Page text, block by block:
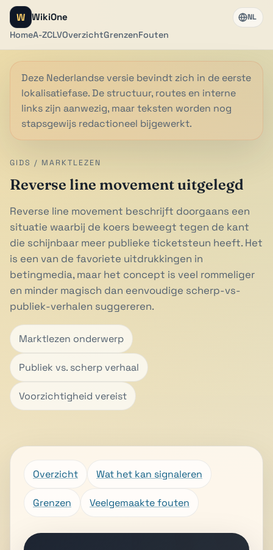
W WikiOne
HomeA-ZCLVOverzichtGrenzenFouten
NL
Deze Nederlandse versie bevindt zich in de eerste
lokalisatiefase. De structuur, routes en interne
links zijn aanwezig, maar teksten worden nog
stapsgewijs redactioneel bijgewerkt.
GIDS / MARKTLEZEN
Reverse line movement uitgelegd
Reverse line movement beschrijft doorgaans een
situatie waarbij de koers beweegt tegen de kant
die schijnbaar meer publieke ticketsteun heeft. Het
is een van de favoriete uitdrukkingen in
betingmedia, maar het concept is veel rommeliger
en minder magisch dan eenvoudige scherp-vs-
publiek-verhalen suggereren.
Marktlezen onderwerp
Publiek vs. scherp verhaal
Voorzichtigheid vereist
Overzicht Wat het kan signaleren
Grenzen Veelgemaakte fouten